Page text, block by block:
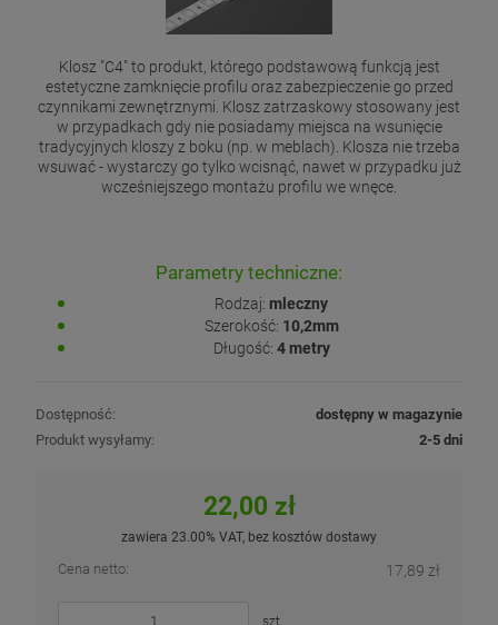
Klosz "C4" to produkt, którego podstawową funkcją jest
estetyczne zamknięcie profilu oraz zabezpieczenie go przed
czynnikami zewnętrznymi. Klosz zatrzaskowy stosowany jest
w przypadkach gdy nie posiadamy miejsca na wsunięcie
tradycyjnych kloszy z boku (np. w meblach). Klosza nie trzeba
wsuwać - wystarczy go tylko wcisnąć, nawet w przypadku już
wcześniejszego montażu profilu we wnęce.
Parametry techniczne:
Rodzaj: mleczny
Szerokość: 10,2mm
Długość: 4 metry
Dostępność:
dostępny w magazynie
Produkt wysyłamy:
2-5 dni
22,00 zł
zawiera 23.00% VAT, bez kosztów dostawy
Cena netto: 17,89 zł
szt.